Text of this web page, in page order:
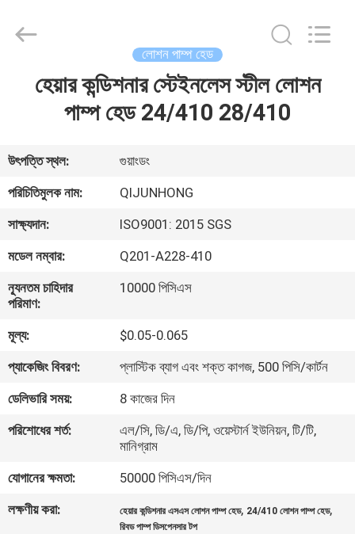
ভিআর
শো
আমাদের
সম্পর্কে
কারখানা
পরিদর্শন
গুণমান
আমাদের
PRODUCTS
MANUFACTORY
লোশন পাম্প হেড
হেয়ার কন্ডিশনার স্টেইনলেস স্টীল লোশন
পাম্প হেড 24/410 28/410
উৎপত্তি স্থল:
গুয়াংডং
পরিচিতিমুলক নাম:
QIJUNHONG
সাক্ষ্যদান:
ISO9001: 2015 SGS
মডেল নম্বার:
Q201-A228-410
ন্যূনতম চাহিদার
পরিমাণ:
10000 পিসিএস
মূল্য:
$0.05-0.065
প্যাকেজিং বিবরণ:
প্লাস্টিক ব্যাগ এবং শক্ত কাগজ, 500 পিসি/কার্টন
ডেলিভারি সময়:
8 কাজের দিন
পরিশোধের শর্ত:
এল/সি, ডি/এ, ডি/পি, ওয়েস্টার্ন ইউনিয়ন, টি/টি,
মানিগ্রাম
যোগানের ক্ষমতা:
50000 পিসিএস/দিন
লক্ষণীয় করা:
হেয়ার কন্ডিশনার এসএস লোশন পাম্প হেড, 24/410 লোশন পাম্প হেড,
রিবড পাম্প ডিসপেনসার টপ